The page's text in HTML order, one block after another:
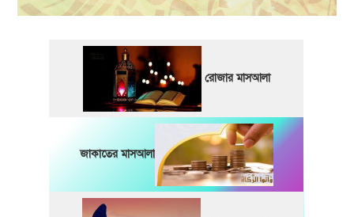
রোজার মাসআলা
জাকাতের মাসআলা